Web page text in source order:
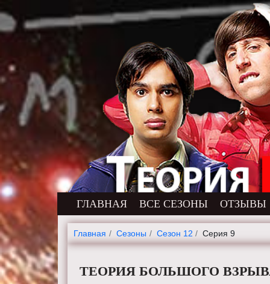
ГЛАВНАЯ ВСЕ СЕЗОНЫ ОТЗЫВЫ
Главная Cезоны Сезон 12 Серия 9
ТЕОРИЯ БОЛЬШОГО